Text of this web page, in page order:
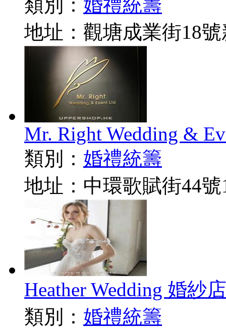
類別： 婚禮統籌
地址：觀塘成業街18
Mr. Right Wedding &
類別： 婚禮統籌
地址：中環歌賦街44號
Heather Wedding 婚紗店
類別： 婚禮統籌